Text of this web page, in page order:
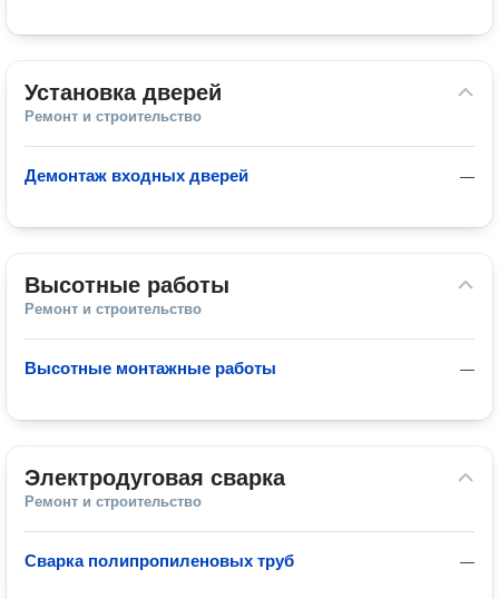
Установка дверей
Ремонт и строительство
—
Демонтаж входных дверей
Высотные работы
Ремонт и строительство
—
Высотные монтажные работы
Электродуговая сварка
Ремонт и строительство
—
Сварка полипропиленовых труб